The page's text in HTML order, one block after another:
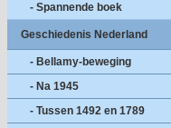
- Spannende boek
Geschiedenis Nederland
- Bellamy-beweging
- Na 1945
- Tussen 1492 en 1789